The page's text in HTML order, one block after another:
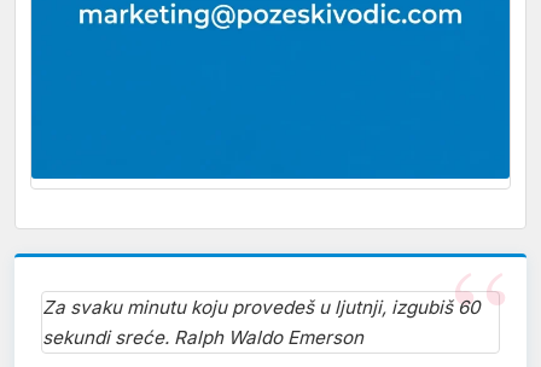
Za svaku minutu koju provedeš u ljutnji, izgubiš 60
sekundi sreće. Ralph Waldo Emerson